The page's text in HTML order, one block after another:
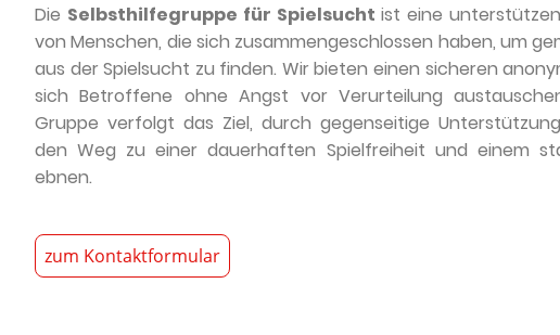
Die Selbsthilfegruppe für Spielsucht ist eine
von Menschen, die sich zusammengeschlossen haben, um
aus der Spielsucht zu finden. Wir bieten einen sicheren
sich Betroffene ohne Angst vor Verurteilung
Gruppe verfolgt das Ziel, durch gegenseitige
den Weg zu einer dauerhaften Spielfreiheit und einem
ebnen.
zum Kontaktformular